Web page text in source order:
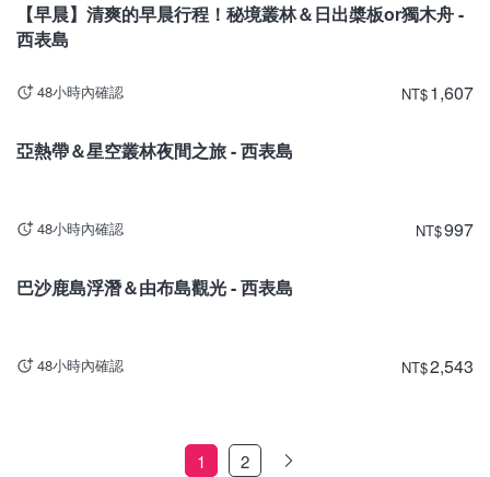
【早晨】清爽的早晨行程！秘境叢林＆日出槳板or獨木舟 -
西表島
48小時內確認 NT$1,607
亞熱帶＆星空叢林夜間之旅 - 西表島
48小時內確認 NT$997
巴沙鹿島浮潛＆由布島觀光 - 西表島
48小時內確認 NT$2,543
1 2